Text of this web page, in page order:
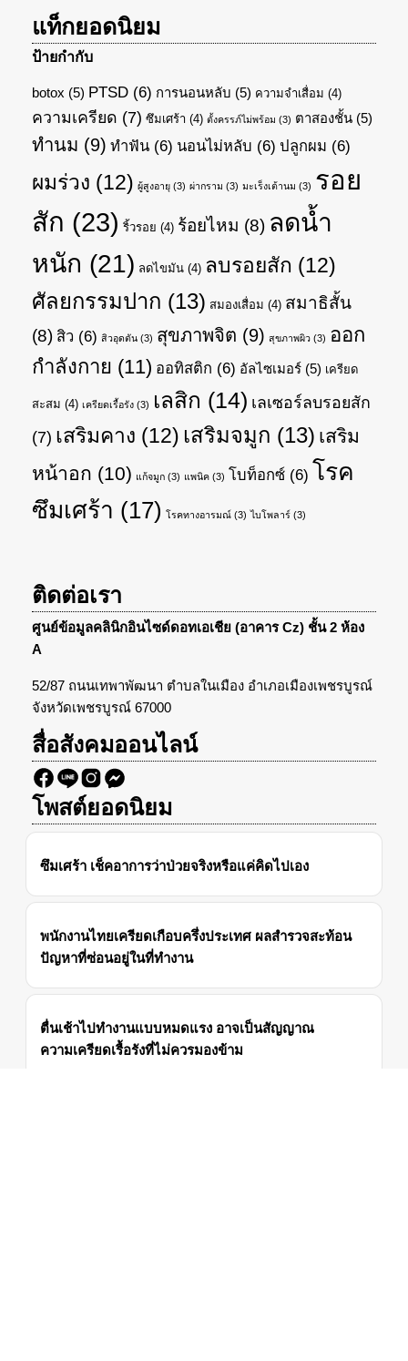
แท็กยอดนิยม
ป้ายกำกับ
botox (5) PTSD (6) การนอนหลับ (5) ความจำเสื่อม (4)
ความเครียด (7) ซึมเศร้า (4) ตั้งครรภ์ไม่พร้อม (3) ตาสองชั้น (5)
ทำนม (9) ทำฟัน (6) นอนไม่หลับ (6) ปลูกผม (6)
ผมร่วง (12) ผู้สูงอายุ (3) ผ่ากราม (3) มะเร็งเต้านม (3) รอย
สัก (23) ริ้วรอย (4) ร้อยไหม (8) ลดน้ำ
หนัก (21) ลดไขมัน (4) ลบรอยสัก (12)
ศัลยกรรมปาก (13) สมองเสื่อม (4) สมาธิสั้น
(8) สิว (6) สิวอุดตัน (3) สุขภาพจิต (9) สุขภาพผิว (3) ออก
กำลังกาย (11) ออทิสติก (6) อัลไซเมอร์ (5) เครียด
สะสม (4) เครียดเรื้อรัง (3) เลสิก (14) เลเซอร์ลบรอยสัก
(7) เสริมคาง (12) เสริมจมูก (13) เสริม
หน้าอก (10) แก้จมูก (3) แพนิค (3) โบท็อกซ์ (6) โรค
ซึมเศร้า (17) โรคทางอารมณ์ (3) ไบโพลาร์ (3)
ติดต่อเรา
ศูนย์ข้อมูลคลินิกอินไซด์ดอทเอเชีย (อาคาร Cz) ชั้น 2 ห้อง
A
52/87 ถนนเทพาพัฒนา ตำบลในเมือง อำเภอเมืองเพชรบูรณ์
จังหวัดเพชรบูรณ์ 67000
สื่อสังคมออนไลน์
โพสต์ยอดนิยม
ซึมเศร้า เช็คอาการว่าป่วยจริงหรือแค่คิดไปเอง
พนักงานไทยเครียดเกือบครึ่งประเทศ ผลสำรวจสะท้อน
ปัญหาที่ซ่อนอยู่ในที่ทำงาน
ตื่นเช้าไปทำงานแบบหมดแรง อาจเป็นสัญญาณ
ความเครียดเรื้อรังที่ไม่ควรมองข้าม